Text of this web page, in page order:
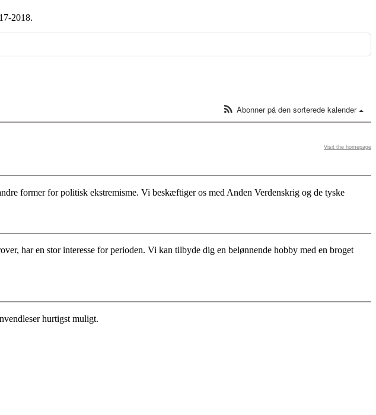
2018.
Abonner på den sorterede kalender
Visit the homepage
former for politisk ekstremisme. Vi beskæftiger os med Anden Verdenskrig og de tyske
har en stor interesse for perioden. Vi kan tilbyde dig en belønnende hobby med en broget
hurtigst muligt.